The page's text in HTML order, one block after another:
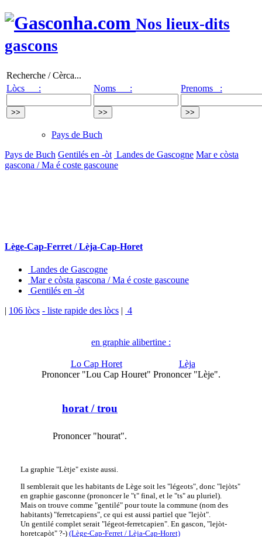
Nos lieux-dits
gascons
Recherche / Cèrca...
Lòcs :
Noms : Prenoms :
Pays de Buch
Pays de Buch Gentilés en -òt Landes de Gascogne Mar e còsta
gascona / Ma é coste gascoune
Lège-Cap-Ferret / Lèja-Cap-Horet
Landes de Gascogne
Mar e còsta gascona / Ma é coste gascoune
Gentilés en -òt
| 106 lòcs - liste rapide des lòcs | 4
en graphie alibertine :
Lo Cap Horet
Prononcer "Lou Cap Houret"
horat / trou
Prononcer "hourat".
Lèja
Prononcer "Lèje".
La graphie "Lètje" existe aussi.
Il semblerait que les habitants de Lège soit les "légeots", donc "lejòts"
en graphie gasconne (prononcer le "t" final, et le "ts" au pluriel).
Mais on trouve comme "gentilé" pour toute la commune (nom des
habitants) "ferretcapiens", ce qui est aussi partiel que "lejòt".
Un gentilé complet serait "légeot-ferretcapien". En gascon, "lejòt-
horetcapòt" ?-) (Lège-Cap-Ferret / Lèja-Cap-Horet)